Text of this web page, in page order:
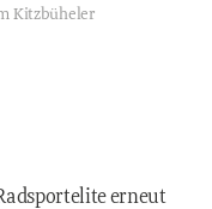
Kitzbüheler
erneut